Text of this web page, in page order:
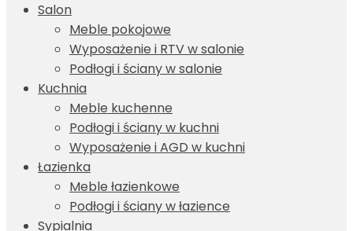
Salon
Meble pokojowe
Wyposażenie i RTV w salonie
Podłogi i ściany w salonie
Kuchnia
Meble kuchenne
Podłogi i ściany w kuchni
Wyposażenie i AGD w kuchni
Łazienka
Meble łazienkowe
Podłogi i ściany w łazience
Sypialnia